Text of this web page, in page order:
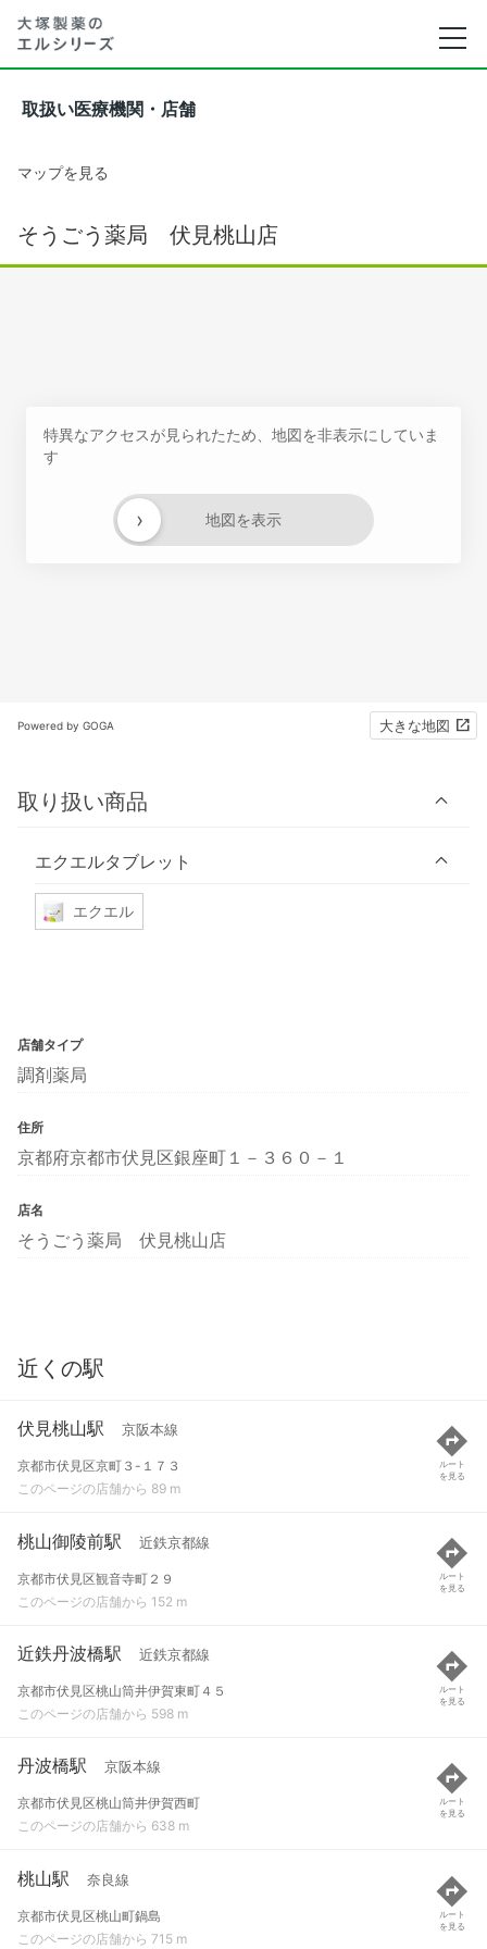
取扱い医療機関・店舗
マップを見る
そうごう薬局 伏見桃山店
特異なアクセスが見られたため、地図を非表示にしていま
す
地図を表示
›
Powered by GOGA 大きな地図
取り扱い商品
エクエルタブレット
エクエル
店舗タイプ
調剤薬局
住所
京都府京都市伏見区銀座町１－３６０－１
店名
そうごう薬局 伏見桃山店
近くの駅
伏見桃山駅 京阪本線
京都市伏見区京町３-１７３
このページの店舗から 89 m
ルート
を見る
桃山御陵前駅 近鉄京都線
京都市伏見区観音寺町２９
このページの店舗から 152 m
ルート
を見る
近鉄丹波橋駅 近鉄京都線
京都市伏見区桃山筒井伊賀東町４５
このページの店舗から 598 m
ルート
を見る
丹波橋駅 京阪本線
京都市伏見区桃山筒井伊賀西町
このページの店舗から 638 m
ルート
を見る
桃山駅 奈良線
京都市伏見区桃山町鍋島
このページの店舗から 715 m
ルート
を見る